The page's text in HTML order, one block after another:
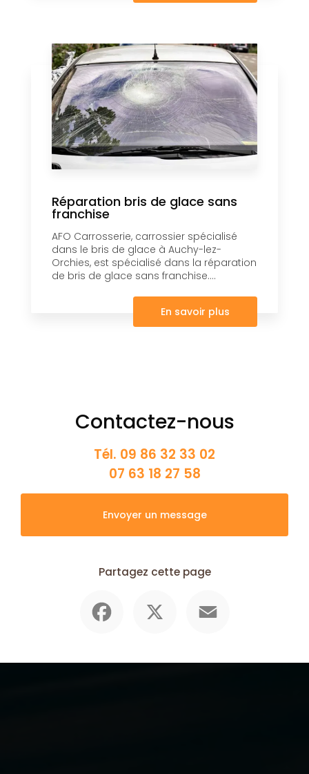
Réparation bris de glace sans
franchise
AFO Carrosserie, carrossier spécialisé
dans le bris de glace à Auchy-lez-
Orchies, est spécialisé dans la réparation
de bris de glace sans franchise....
En savoir plus
Contactez-nous
Tél. 09 86 32 33 02
07 63 18 27 58
Envoyer un message
Partagez cette page